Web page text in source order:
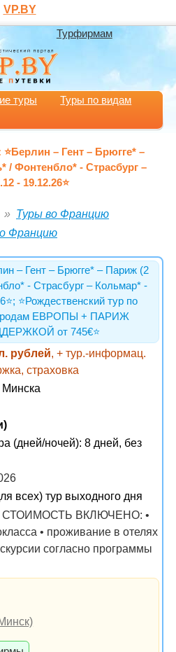
VP.BY
Турфирмам
туры
Туры по видам
– Гент – Брюгге* –
/ Фонтенбло* - Страсбург –
- 19.12.26⭐️
Туры во Францию
Францию
– Гент – Брюгге* – Париж (2
- Страсбург – Кольмар* -
⭐️Рождественский тур по
ЕВРОПЫ + ПАРИЖ
от 745€⭐️
рублей, + тур.-информац.
страховка
Минска
(дней/ночей): 8 дней, без
всех) тур выходного дня
СТОИМОСТЬ ВКЛЮЧЕНО: •
• проживание в отелях
согласно программы